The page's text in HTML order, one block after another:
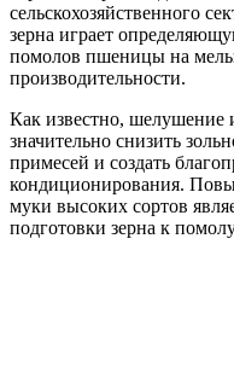
сельскохозяйственного
зерна играет
помолов пшеницы на
производительности.
Как известно, шелушение
значительно снизить
примесей и создать
кондиционирования.
муки высоких сортов
подготовки зерна к